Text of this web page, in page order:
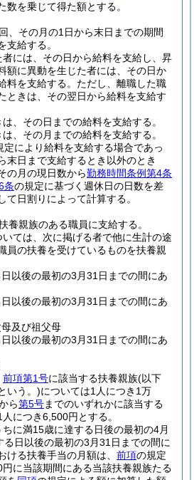
数を乗じて得た額とする。
、その月の1日から末日までの期間
支給する。
には、その日から給料を支給し、昇
額に異動を生じた者には、その日か
料を支給する。 ただし、離職した職
ときは、その翌日から給料を支給す
、その日までの給料を支給する。
、その月までの給料を支給する。
定により給料を支給する場合であっ
末日まで支給するとき以外のとき
の月の現日数から勤務時間条例第4条
条の規定に基づく週休日の日数を差
て日割りによって計算する。
養親族のある職員に支給する。
ては、次に掲げる者で他に生計の途
員の扶養を受けているものを扶養親
以後の最初の3月31日までの間にあ
以後の最初の3月31日までの間にあ
及び祖父母
以後の最初の3月31日までの間にあ
前項第1号に該当する扶養親族(以下
いう。)については1人につき1万
ら第5号までのいずれかに該当する
につき6,500円とする。
に満15歳に達する日後の最初の4月
る日以後の最初の3月31日までの間に
ける扶養手当の月額は、 前項の規定
に当該期間にある当該扶養親族たる